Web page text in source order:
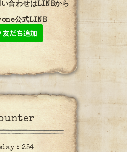
い合わせはLINEから
公式LINE
:254